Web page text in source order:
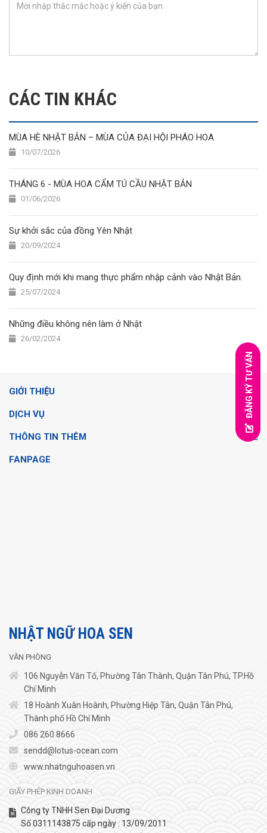
CÁC TIN KHÁC
MÙA HÈ NHẬT BẢN – MÙA CỦA ĐẠI HỘI PHÁO HOA
10/07/2026
THÁNG 6 - MÙA HOA CẨM TÚ CẦU NHẬT BẢN
01/06/2026
Sự khởi sắc của đồng Yên Nhật
20/09/2024
Quy định mới khi mang thực phẩm nhập cảnh vào Nhật Bản.
25/07/2024
Những điều không nên làm ở Nhật
26/02/2024
GIỚI THIỆU
DỊCH VỤ
THÔNG TIN THÊM
FANPAGE
NHẬT NGỮ HOA SEN
VĂN PHÒNG
106 Nguyễn Văn Tố, Phường Tân Thành, Quận Tân Phú, TP.Hồ
Chí Minh
18 Hoành Xuân Hoành, Phường Hiệp Tân, Quận Tân Phú,
Thành phố Hồ Chí Minh
086 260 8666
sendd@lotus-ocean.com
www.nhatnguhoasen.vn
GIẤY PHÉP KINH DOANH
Công ty TNHH Sen Đại Dương
Số 0311143875 cấp ngày : 13/09/2011
ĐĂNG KÝ TƯ VẤN